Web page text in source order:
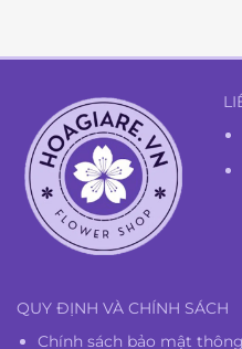
QUY ĐỊNH VÀ CHÍNH SÁCH
Chính sách bảo mật